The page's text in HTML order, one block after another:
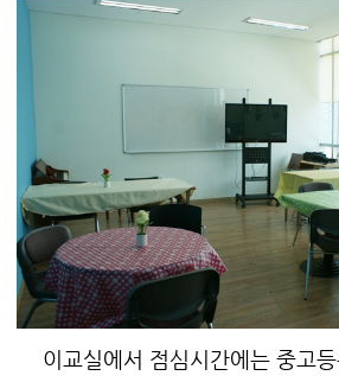
이교실에서 점심시간에는 중고